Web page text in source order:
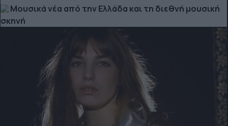
Μουσικά νέα από την Ελλάδα και τη διεθνή μουσική
σκηνή